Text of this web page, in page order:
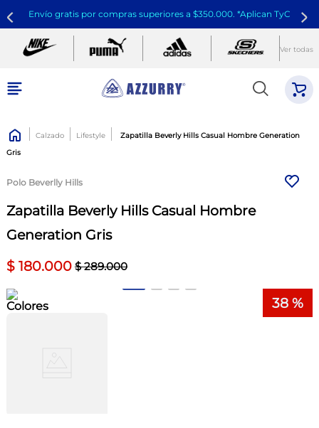
Envío gratis por compras superiores a $350.000. *Aplican TyC
Ver todas
Calzado Lifestyle
Zapatilla Beverly Hills Casual Hombre Generation
Gris
Polo Beverlly Hills
Zapatilla Beverly Hills Casual Hombre
Generation Gris
$ 180.000 $ 289.000
38 %
Colores